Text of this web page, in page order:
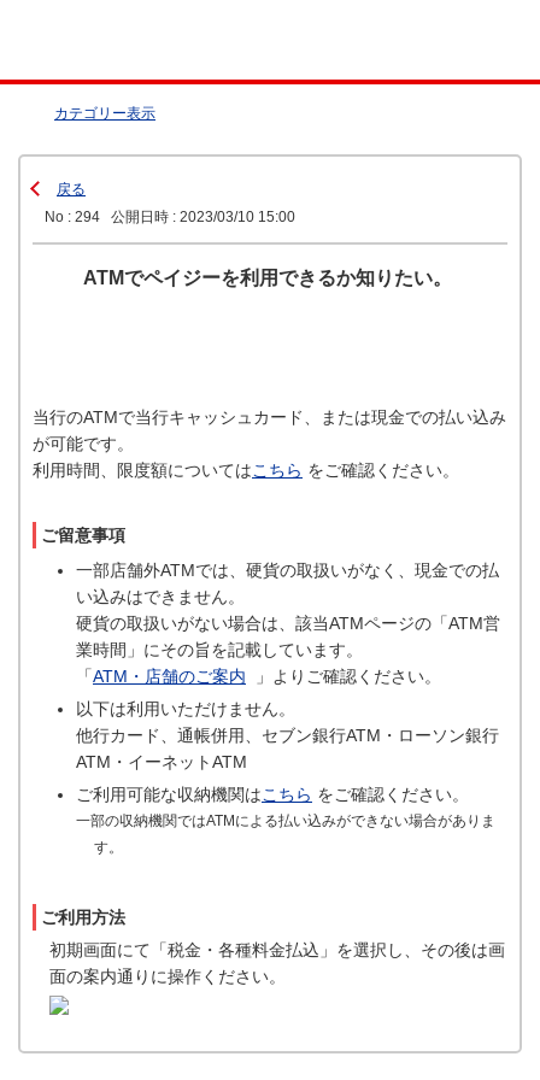
カテゴリー表示
戻る
No : 294
公開日時 : 2023/03/10 15:00
ATMでペイジーを利用できるか知りたい。
当行のATMで当行キャッシュカード、または現金での払い込み
が可能です。
利用時間、限度額についてはこちら をご確認ください。
ご留意事項
一部店舗外ATMでは、硬貨の取扱いがなく、現金での払
い込みはできません。
硬貨の取扱いがない場合は、該当ATMページの「ATM営
業時間」にその旨を記載しています。
「ATM・店舗のご案内
」よりご確認ください。
以下は利用いただけません。
他行カード、通帳併用、セブン銀行ATM・ローソン銀行
ATM・イーネットATM
ご利用可能な収納機関はこちら をご確認ください。
一部の収納機関ではATMによる払い込みができない場合がありま
す。
ご利用方法
初期画面にて「税金・各種料金払込」を選択し、その後は画
面の案内通りに操作ください。